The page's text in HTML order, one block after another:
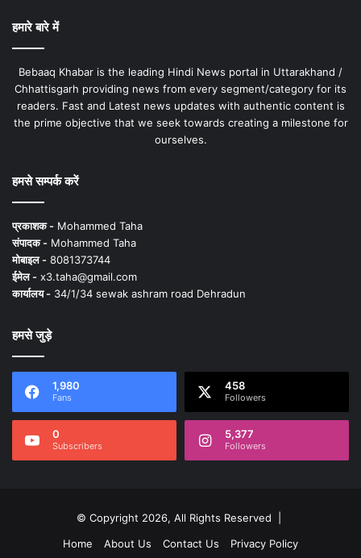
हमारे बारे में
Bebaaq Khabar is the leading Hindi News portal in Uttarakhand /
Chhattisgarh providing news from every segment/category for its
readers. Fast and Latest news updates with authentic content is
the prime objective that we seek towards creating a milestone for
ourselves.
हमसे सम्पर्क करें
प्रकाशक - Mohammed Taha
संपादक - Mohammed Taha
मोबाइल - 8081373744
ईमेल - x3.taha@gmail.com
कार्यालय - 34/1/34 sewak ashram road Dehradun
हमसे जुड़े
1,980
Fans
458
Followers
0
Subscribers
5,377
Followers
© Copyright 2026, All Rights Reserved |
Home
About Us Contact Us Privacy Policy